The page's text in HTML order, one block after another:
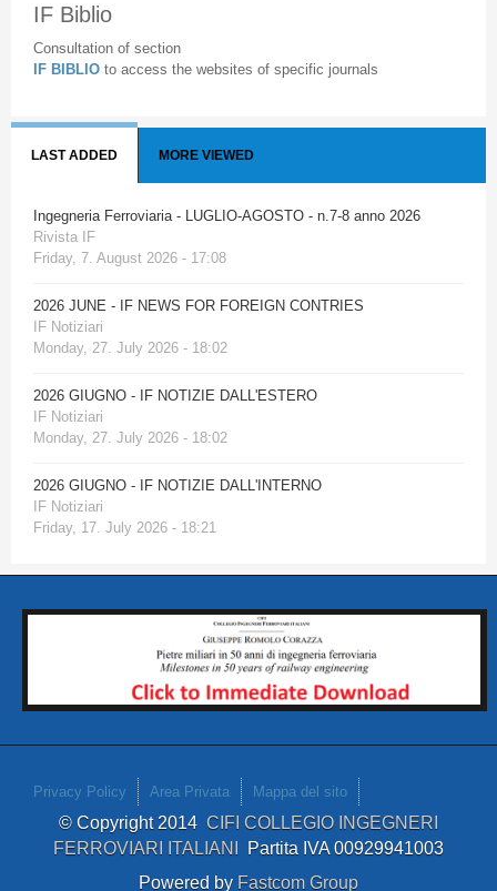
IF Biblio
Consultation of section
IF BIBLIO to access the websites of specific journals
LAST ADDED MORE VIEWED
Ingegneria Ferroviaria - LUGLIO-AGOSTO - n.7-8 anno 2026
Rivista IF
Friday, 7. August 2026 - 17:08
2026 JUNE - IF NEWS FOR FOREIGN CONTRIES
IF Notiziari
Monday, 27. July 2026 - 18:02
2026 GIUGNO - IF NOTIZIE DALL'ESTERO
IF Notiziari
Monday, 27. July 2026 - 18:02
2026 GIUGNO - IF NOTIZIE DALL'INTERNO
IF Notiziari
Friday, 17. July 2026 - 18:21
Privacy Policy Area Privata Mappa del sito
© Copyright 2014 CIFI COLLEGIO INGEGNERI
FERROVIARI ITALIANI Partita IVA 00929941003
Powered by Fastcom Group